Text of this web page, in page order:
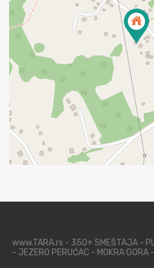
www.TARA.rs - 350+ SMEŠTAJA -
- JEZERO PERUĆAC - MOKRA GORA